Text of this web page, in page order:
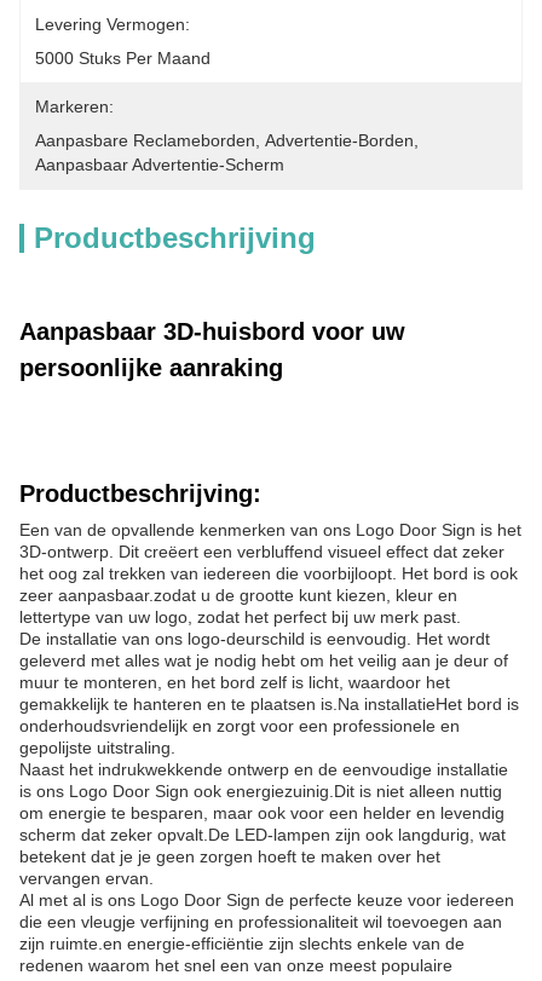
Levering Vermogen:
5000 Stuks Per Maand
Markeren:
Aanpasbare Reclameborden Advertentie-Borden
Aanpasbaar Advertentie-Scherm
Productbeschrijving
Aanpasbaar 3D-huisbord voor uw
persoonlijke aanraking
Productbeschrijving:
Een van de opvallende kenmerken van ons Logo Door Sign is het
3D-ontwerp. Dit creëert een verbluffend visueel effect dat zeker
het oog zal trekken van iedereen die voorbijloopt. Het bord is ook
zeer aanpasbaar.zodat u de grootte kunt kiezen, kleur en
lettertype van uw logo, zodat het perfect bij uw merk past.
De installatie van ons logo-deurschild is eenvoudig. Het wordt
geleverd met alles wat je nodig hebt om het veilig aan je deur of
muur te monteren, en het bord zelf is licht, waardoor het
gemakkelijk te hanteren en te plaatsen is.Na installatieHet bord is
onderhoudsvriendelijk en zorgt voor een professionele en
gepolijste uitstraling.
Naast het indrukwekkende ontwerp en de eenvoudige installatie
is ons Logo Door Sign ook energiezuinig.Dit is niet alleen nuttig
om energie te besparen, maar ook voor een helder en levendig
scherm dat zeker opvalt.De LED-lampen zijn ook langdurig, wat
betekent dat je je geen zorgen hoeft te maken over het
vervangen ervan.
Al met al is ons Logo Door Sign de perfecte keuze voor iedereen
die een vleugje verfijning en professionaliteit wil toevoegen aan
zijn ruimte.en energie-efficiëntie zijn slechts enkele van de
redenen waarom het snel een van onze meest populaire